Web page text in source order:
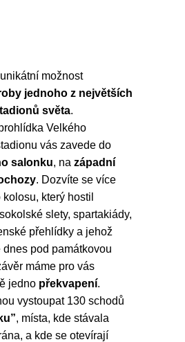
možnost
jednoho z největších
světa.
Velkého
vás zavede do
salonku, na západní
. Dozvíte se více
který hostil
slety, spartakiády,
přehlídky a jehož
pod památkovou
máme pro vás
jedno překvapení.
vystoupat 130 schodů
, místa, kde stávala
a kde se otevírají